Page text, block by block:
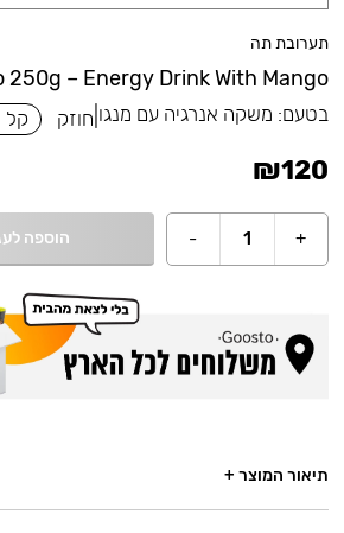
תערובת תה
250g – Energy Drink With Mango
בטעם: משקה אנרגיה עם מנגו חוזק קל
₪120
+
1
- הוספה
תיאור המוצר +